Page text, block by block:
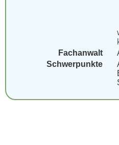
Fachanwalt
Schwerpunkte